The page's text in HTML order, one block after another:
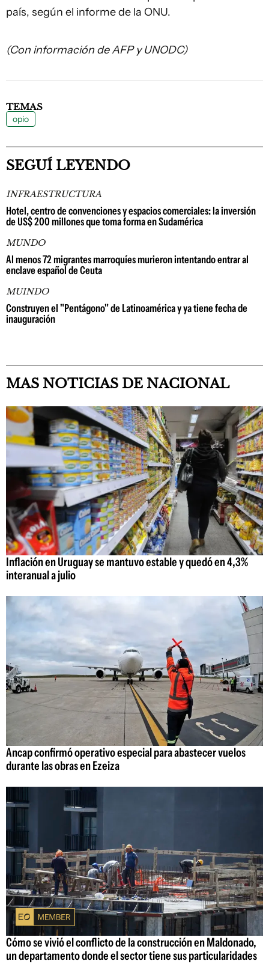
país, según el informe de la ONU.
(Con información de AFP y UNODC)
TEMAS
opio
SEGUÍ LEYENDO
INFRAESTRUCTURA
Hotel, centro de convenciones y espacios comerciales: la inversión
de US$ 200 millones que toma forma en Sudamérica
MUNDO
Al menos 72 migrantes marroquíes murieron intentando entrar al
enclave español de Ceuta
MUINDO
Construyen el "Pentágono" de Latinoamérica y ya tiene fecha de
inauguración
MAS NOTICIAS DE NACIONAL
Inflación en Uruguay se mantuvo estable y quedó en 4,3%
interanual a julio
Ancap confirmó operativo especial para abastecer vuelos
durante las obras en Ezeiza
Cómo se vivió el conflicto de la construcción en Maldonado,
un departamento donde el sector tiene sus particularidades